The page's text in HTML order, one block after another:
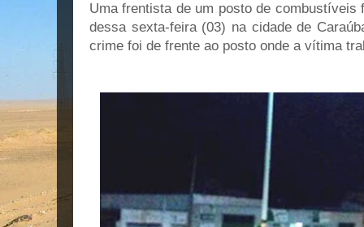
Uma frentista de um posto de
dessa sexta-feira (03) na cidade de
crime foi de frente ao posto onde a vítima